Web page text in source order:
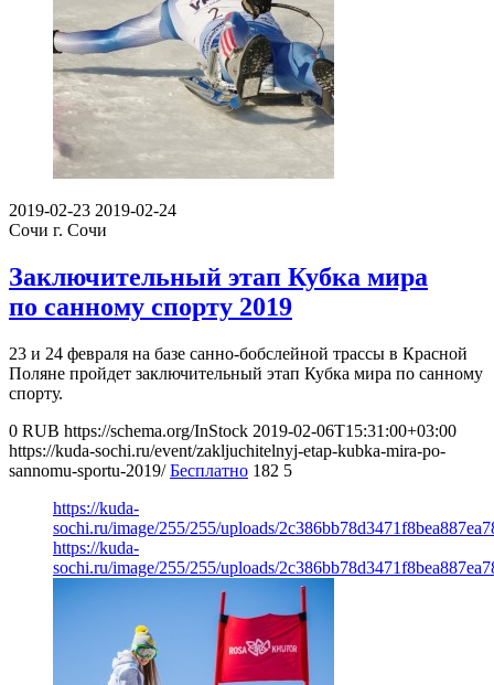
2019-02-23 2019-02-24
Сочи г. Сочи
Заключительный этап Кубка мира
по санному спорту 2019
23 и 24 февраля на базе санно-бобслейной трассы в Красной
Поляне пройдет заключительный этап Кубка мира по санному
спорту.
0 RUB https://schema.org/InStock 2019-02-06T15:31:00+03:00
https://kuda-sochi.ru/event/zakljuchitelnyj-etap-kubka-mira-po-
sannomu-sportu-2019/ Бесплатно 182 5
https://kuda-
sochi.ru/image/255/255/uploads/
https://kuda-
sochi.ru/image/255/255/uploads/